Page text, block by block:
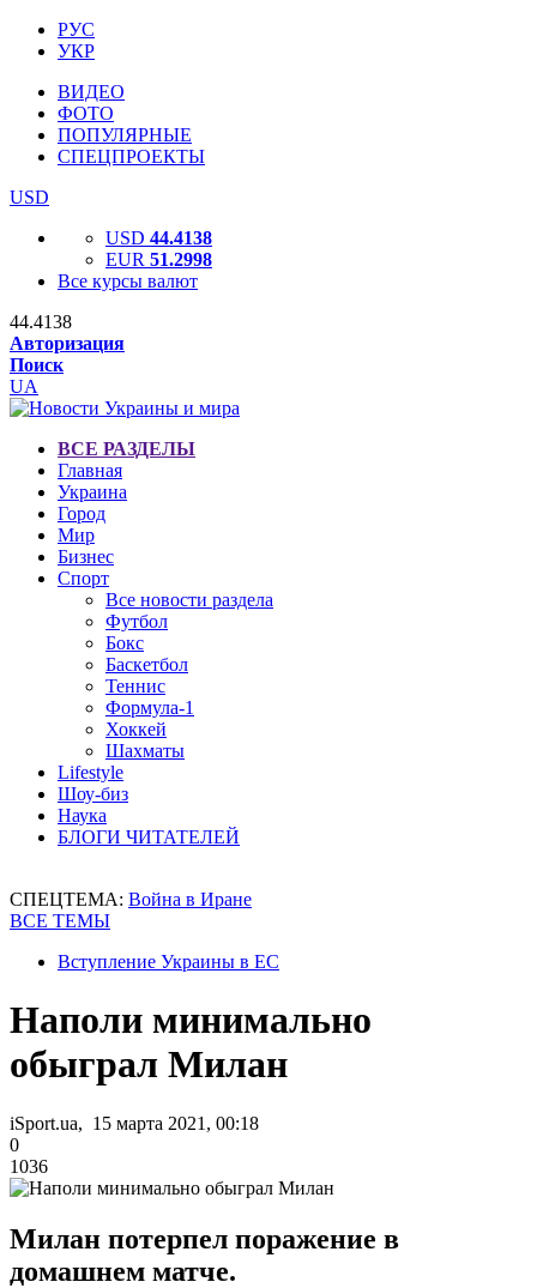
РУС
УКР
ВИДЕО
ФОТО
ПОПУЛЯРНЫЕ
СПЕЦПРОЕКТЫ
USD
USD 44.4138
EUR 51.2998
Все курсы валют
44.4138
Авторизация
Поиск
UA
ВСЕ РАЗДЕЛЫ
Главная
Украина
Город
Мир
Бизнес
Спорт
Все новости раздела
Футбол
Бокс
Баскетбол
Теннис
Формула-1
Хоккей
Шахматы
Lifestyle
Шоу-биз
Наука
БЛОГИ ЧИТАТЕЛЕЙ
СПЕЦТЕМА: Война в Иране
ВСЕ ТЕМЫ
Вступление Украины в ЕС
Наполи минимально
обыграл Милан
iSport.ua, 15 марта 2021, 00:18
0
1036
Милан потерпел поражение в
домашнем матче.